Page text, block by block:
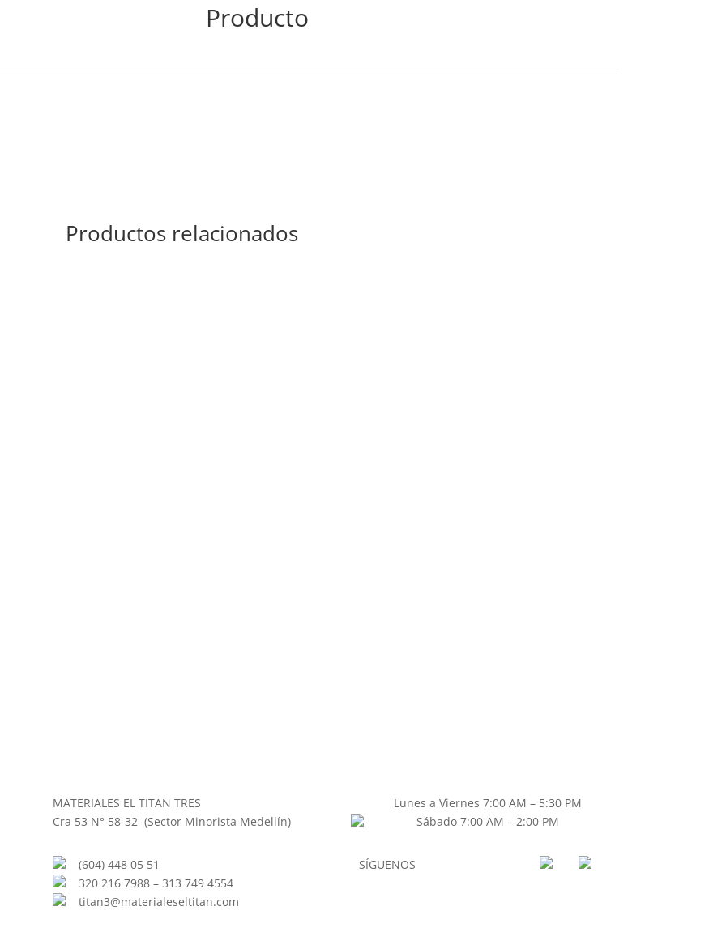
Producto
Productos relacionados
MATERIALES EL TITAN TRES
Cra 53 N° 58-32 (Sector Minorista Medellín)
(604) 448 05 51
320 216 7988 – 313 749 4554
titan3@materialeseltitan.com
Lunes a Viernes 7:00 AM – 5:30 PM
Sábado 7:00 AM – 2:00 PM
SÍGUENOS